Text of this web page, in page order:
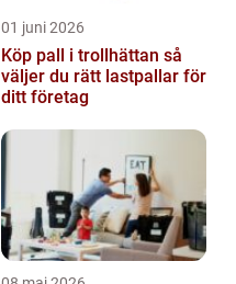
01 juni 2026
Köp pall i trollhättan så
väljer du rätt lastpallar för
ditt företag